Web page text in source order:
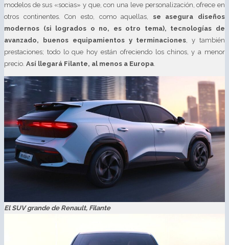
modelos de sus «socias» y que, con una leve personalización, ofrece en
otros continentes. Con esto, como aquellas, se asegura diseños
modernos (si logrados o no, es otro tema), tecnologías de
avanzado, buenos equipamientos y terminaciones , y también
prestaciones; todo lo que hoy están ofreciendo los chinos, y a menor
precio. Así llegará Filante, al menos a Europa
El SUV grande de Renault, Filante